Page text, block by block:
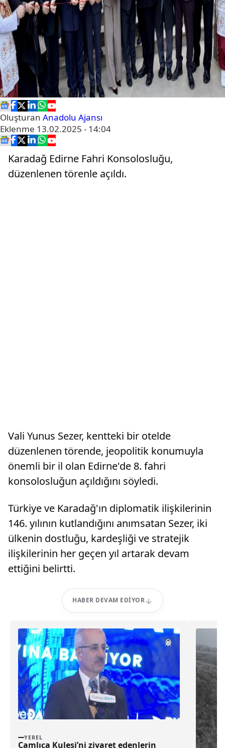
Oluşturan Anadolu Ajansı
Eklenme 13.02.2025 - 14:04
Karadağ Edirne Fahri Konsolosluğu,
düzenlenen törenle açıldı.
Vali Yunus Sezer, kentteki bir otelde
düzenlenen törende, jeopolitik konumuyla
önemli bir il olan Edirne'de 8. fahri
konsolosluğun açıldığını söyledi.
Türkiye ve Karadağ'ın diplomatik ilişkilerinin
146. yılının kutlandığını anımsatan Sezer, iki
ülkenin dostluğu, kardeşliği ve stratejik
ilişkilerinin her geçen yıl artarak devam
ettiğini belirtti.
HABER DEVAM EDIYOR
YEREL
Çamlıca Kulesi’ni ziyaret edenlerin